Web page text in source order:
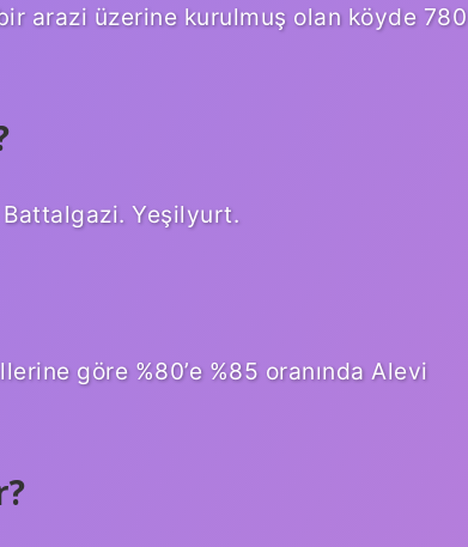
arazi üzerine kurulmuş olan köyde 780
Battalgazi. Yeşilyurt.
göre %80’e %85 oranında Alevi